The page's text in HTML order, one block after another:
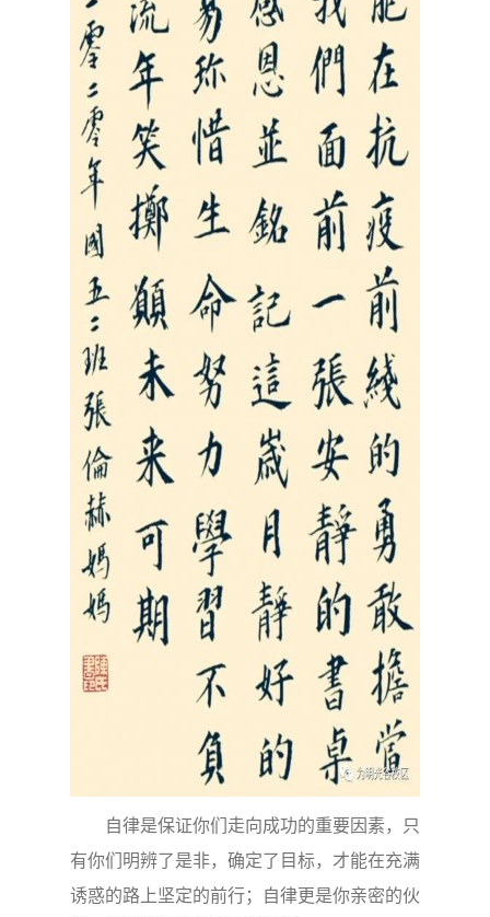
自律是保证你们走向成功的重要因素，只
有你们明辨了是非，确定了目标，才能在充满
诱惑的路上坚定的前行；自律更是你亲密的伙